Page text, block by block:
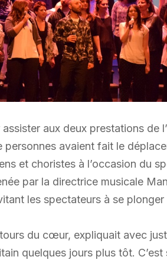
aux deux prestations de
avaient fait le
et choristes à l’occasion du
par la directrice musicale
les spectateurs à se
du cœur, expliquait avec
quelques jours plus tôt.